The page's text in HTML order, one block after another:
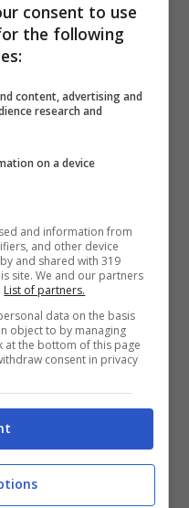
Cozzolino, che
plenaria del
che regola le
avvenuta ieri,
Ecologisti
il loro obiettivo
pizza. Questa
presidente
Sergio Miccù e il
Verdi Francesco
una risposta al
di pizze
stato definito uno
consent to use
the following
content, advertising and
research and
on a device
and information from
and other device
and shared with 319
site. We and our partners
List of partners.
data on the basis
object to by managing
at the bottom of this page
consent in privacy